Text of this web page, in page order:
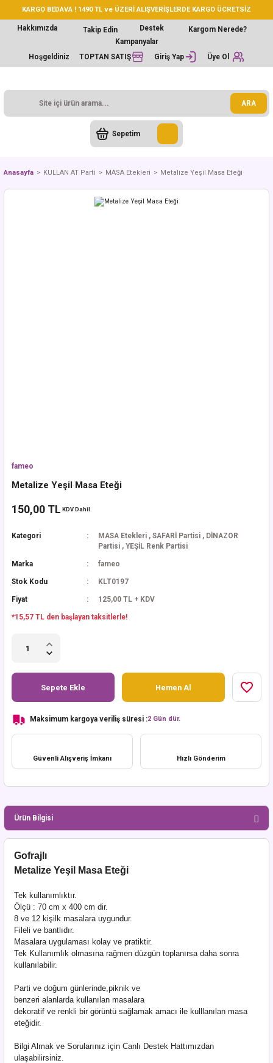
KARGO BEDAVA ! 1490 TL ve ÜZERİ ALIŞVERİŞLERDE KARGO ÜCRETSİZ
Hakkımızda Takip Edin Destek
Kargom Nerede?
Kampanyalar
Hoşgeldiniz
TOPTAN SATIŞ Giriş Yap Üye Ol
ARA
Sepetim
Anasayfa KULLAN AT Parti MASA Etekleri Metalize Yeşil Masa Eteği
fameo
Metalize Yeşil Masa Eteği
150,00 TL KDV Dahil
Kategori MASA Etekleri , SAFARİ Partisi , DİNAZOR
Partisi , YEŞİL Renk Partisi
Marka fameo
Stok Kodu KLT0197
Fiyat 125,00 TL + KDV
*15,57 TL den başlayan taksitlerle!
Sepete Ekle Hemen Al
Maksimum kargoya veriliş süresi :2 Gün dür.
Güvenli Alışveriş İmkanı Hızlı Gönderim
Ürün Bilgisi
Gofrajlı
Metalize Yeşil Masa Eteği
Tek kullanımlıktır.
Ölçü : 70 cm x 400 cm dir.
8 ve 12 kişilk masalara uygundur.
Fileli ve bantlıdır.
Masalara uygulaması kolay ve pratiktir.
Tek Kullanımlık olmasına rağmen düzgün toplanırsa daha sonra
kullanılabilir.
Parti ve doğum günlerinde,piknik ve
benzeri alanlarda kullanılan masalara
dekoratif ve renkli bir görüntü sağlamak amacı ile kulllanılan masa
eteğidir.
Bilgi Almak ve Sorularınız için Canlı Destek Hattımızdan
ulaşabilirsiniz.